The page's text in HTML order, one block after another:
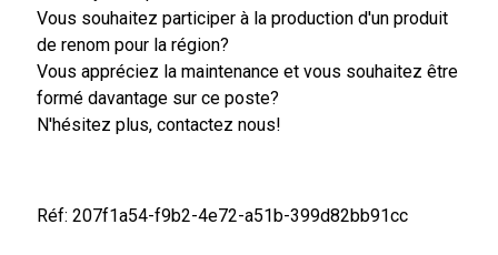
Vous souhaitez participer à la production d'un produit
de renom pour la région?
Vous appréciez la maintenance et vous souhaitez être
formé davantage sur ce poste?
N'hésitez plus, contactez nous!
Réf: 207f1a54-f9b2-4e72-a51b-399d82bb91cc